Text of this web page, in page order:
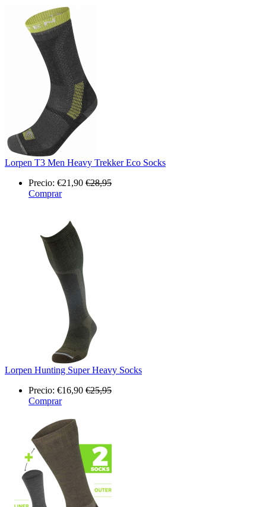
Lorpen T3 Men Heavy Trekker Eco Socks
Precio: €21,90 €28,95
Comprar
Lorpen Hunting Super Heavy Socks
Precio: €16,90 €25,95
Comprar